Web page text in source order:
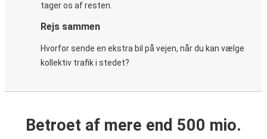
tager os af resten.
Rejs sammen
Hvorfor sende en ekstra bil på vejen, når du kan vælge
kollektiv trafik i stedet?
Betroet af mere end 500 mio.